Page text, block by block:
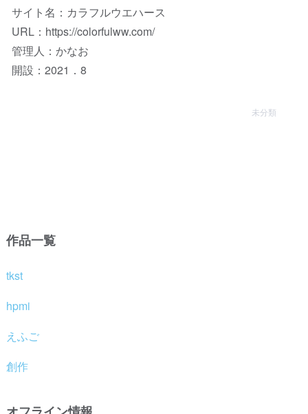
サイト名：カラフルウエハース
URL：https://colorfulww.com/
管理人：かなお
開設：2021．8
未分類
作品一覧
tkst
hpmi
えふご
創作